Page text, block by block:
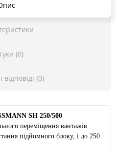
(0)
(0)
SH 250/500
переміщення вантажів
підйомного блоку, і до 250